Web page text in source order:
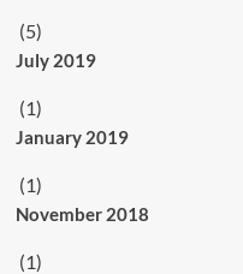
(5)
July 2019
(1)
January 2019
(1)
November 2018
(1)